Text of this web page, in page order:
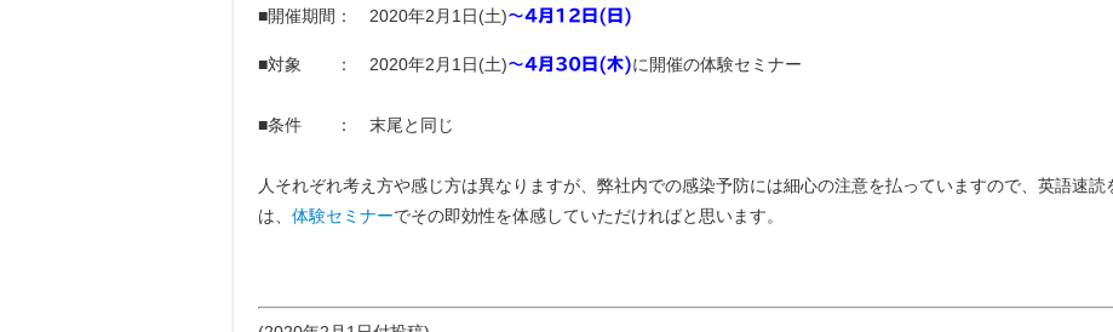
■開催期間： 2020年2月1日(土)～4月12日(日)
■対象 ： 2020年2月1日(土)～4月30日(木)に開催の体験セミナー
■条件 ： 末尾と同じ
人それぞれ考え方や感じ方は異なりますが、弊社内での感染予防には細心の注意を払っていますので、英語速
は、 体験セミナーでその即効性を体感していただければと思います。